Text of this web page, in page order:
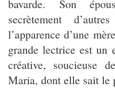
bavarde. Son
secrètement
l’apparence d’une
grande lectrice est un
créative, soucieuse
Maria, dont elle sait le